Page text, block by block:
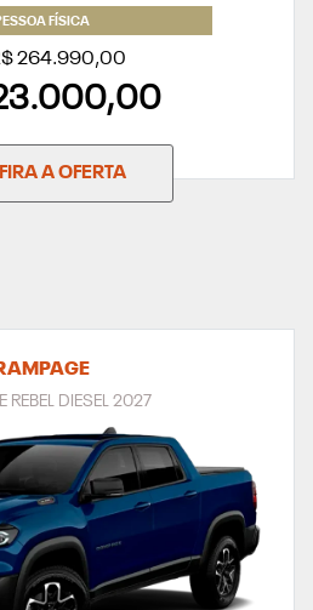
FÍSICA
264.990,00
A OFERTA
REBEL DIESEL 2027